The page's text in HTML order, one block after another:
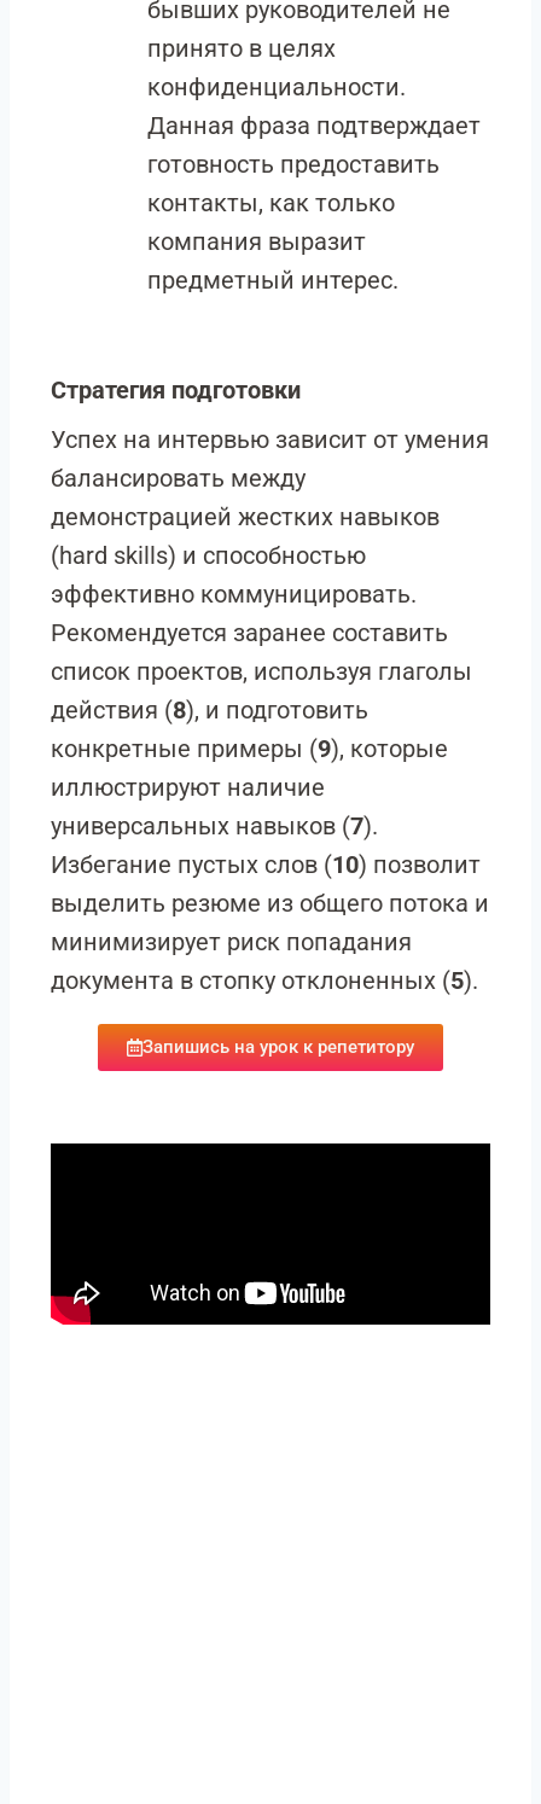
бывших руководителей не
принято в целях
конфиденциальности.
Данная фраза подтверждает
готовность предоставить
контакты, как только
компания выразит
предметный интерес.
Стратегия подготовки
Успех на интервью зависит от умения
балансировать между
демонстрацией жестких навыков
(hard skills) и способностью
эффективно коммуницировать.
Рекомендуется заранее составить
список проектов, используя глаголы
действия (8), и подготовить
конкретные примеры (9), которые
иллюстрируют наличие
универсальных навыков (7).
Избегание пустых слов (10) позволит
выделить резюме из общего потока и
минимизирует риск попадания
документа в стопку отклоненных (5).
Запишись на урок к репетитору